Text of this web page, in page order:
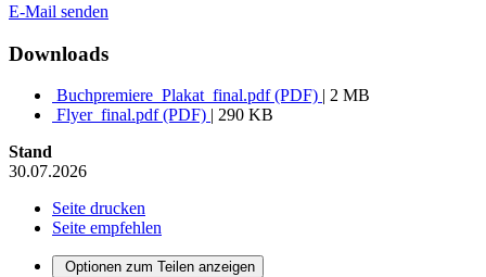
E-Mail senden
Downloads
Buchpremiere_Plakat_final.pdf (PDF) | 2 MB
Flyer_final.pdf (PDF) | 290 KB
Stand
30.07.2026
Seite drucken
Seite empfehlen
Optionen zum Teilen anzeigen